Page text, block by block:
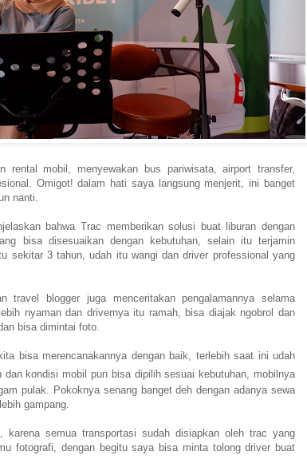
rental mobil, menyewakan bus pariwisata, airport transfer,
Omigot! dalam hati saya langsung menjerit, ini banget
nanti.
bahwa Trac memberikan solusi buat liburan dengan
bisa disesuaikan dengan kebutuhan, selain itu terjamin
sekitar 3 tahun, udah itu wangi dan driver professional yang
travel blogger juga menceritakan pengalamannya selama
nyaman dan drivernya itu ramah, bisa diajak ngobrol dan
bisa dimintai foto.
bisa merencanakannya dengan baik, terlebih saat ini udah
dan kondisi mobil pun bisa dipilih sesuai kebutuhan, mobilnya
pulak. Pokoknya senang banget deh dengan adanya sewa
gampang.
semua transportasi sudah disiapkan oleh trac yang
fotografi, dengan begitu saya bisa minta tolong driver buat